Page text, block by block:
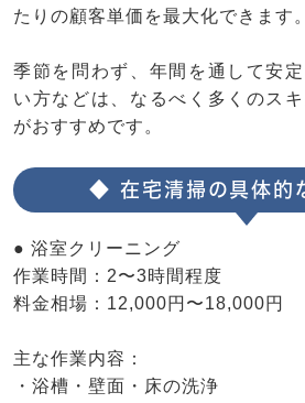
たりの顧客単価を最大化できます。
季節を問わず、年間を通して安
い方などは、なるべく多くのス
がおすすめです。
◆ 在宅清掃の具体的
● 浴室クリーニング
作業時間：2〜3時間程度
料金相場：12,000円〜18,000円
主な作業内容：
・浴槽・壁面・床の洗浄